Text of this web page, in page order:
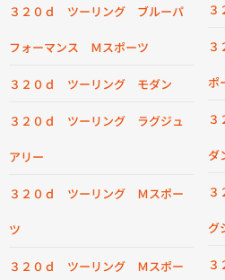
３２０ｄ ツーリング ブルーパ
フォーマンス Ｍスポーツ
３２０ｄ ツーリング モダン
３２０ｄ ツーリング ラグジュ
アリー
３２０ｄ ツーリング Ｍスポー
ツ
３２０ｄ ツーリング Ｍスポー
ポ
ダ
グ